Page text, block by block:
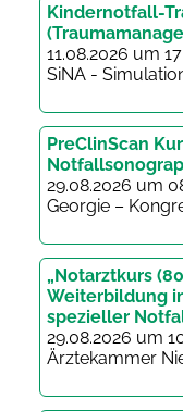
Kindernotfall-
11.08.2026 um
SiNA -
PreClinScan
29.08.2026 um
Georgie –
„Notarztkurs
Weiterbildung
spezieller
29.08.2026 um
Ärztekammer